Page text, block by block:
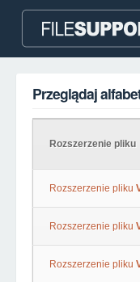
Language
Przeglądaj
Rozszerzenie pliku
Rozszerzenie pliku
Rozszerzenie pliku
Rozszerzenie pliku